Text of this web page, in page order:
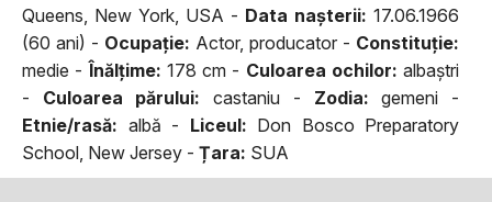
Queens, New York, USA - Data naşterii: 17.06.1966
(60 ani) - Ocupaţie: Actor, producator - Constituţie:
medie -Înălţime: 178 cm - Culoarea ochilor: albaştri
- Culoarea părului: castaniu - Zodia: gemeni -
Etnie/rasă: albă - Liceul: Don Bosco Preparatory
School, New Jersey - Țara: SUA